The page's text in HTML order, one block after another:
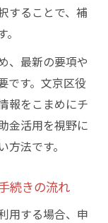
することで、補
、最新の要項や
です。文京区役
報をこまめにチ
金活用を視野に
法です。
続きの流れ
用する場合、申